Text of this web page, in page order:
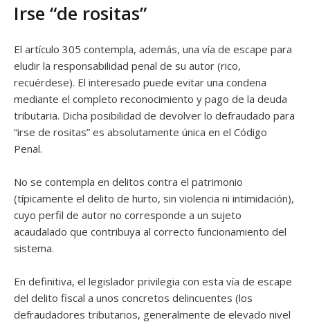
Irse “de rositas”
El artículo 305 contempla, además, una vía de escape para
eludir la responsabilidad penal de su autor (rico,
recuérdese). El interesado puede evitar una condena
mediante el completo reconocimiento y pago de la deuda
tributaria. Dicha posibilidad de devolver lo defraudado para
“irse de rositas” es absolutamente única en el Código
Penal.
No se contempla en delitos contra el patrimonio
(típicamente el delito de hurto, sin violencia ni intimidación),
cuyo perfil de autor no corresponde a un sujeto
acaudalado que contribuya al correcto funcionamiento del
sistema.
En definitiva, el legislador privilegia con esta vía de escape
del delito fiscal a unos concretos delincuentes (los
defraudadores tributarios, generalmente de elevado nivel